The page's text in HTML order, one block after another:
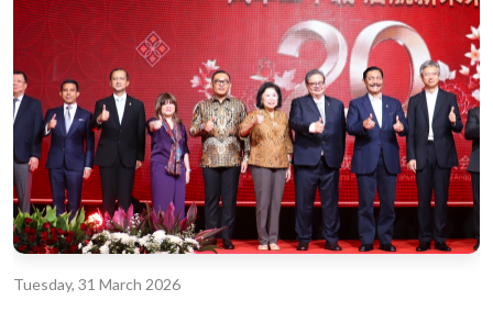
Tuesday, 31 March 2026